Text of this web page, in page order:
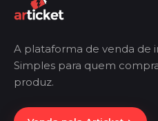
A plataforma de venda de
Simples para quem
produz.